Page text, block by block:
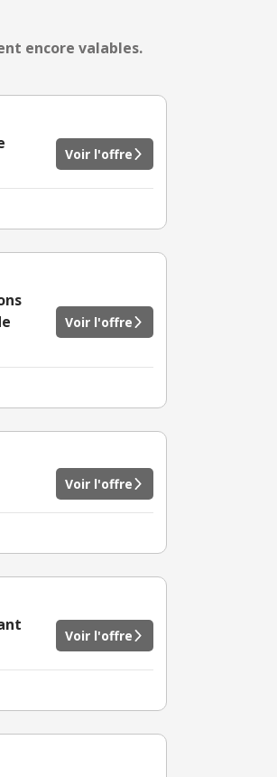
encore valables.
Voir l'offre
Voir l'offre
Voir l'offre
Voir l'offre